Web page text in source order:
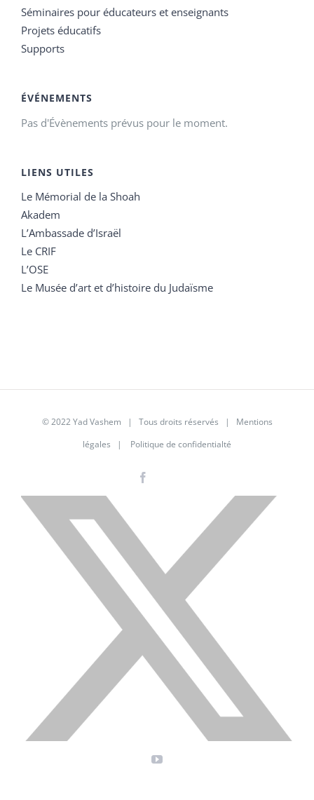
Séminaires pour éducateurs et enseignants
Projets éducatifs
Supports
ÉVÉNEMENTS
Pas d'Évènements prévus pour le moment.
LIENS UTILES
Le Mémorial de la Shoah
Akadem
L’Ambassade d’Israël
Le CRIF
L’OSE
Le Musée d’art et d’histoire du Judaïsme
© 2022 Yad Vashem | Tous droits réservés | Mentions
légales | Politique de confidentialté
X
YouTube